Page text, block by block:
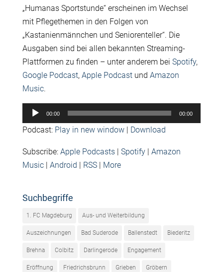
„Humanas Sportstunde“ erscheinen im Wechsel
mit Pflegethemen in den Folgen von
„Kastanienmännchen und Seniorenteller“. Die
Ausgaben sind bei allen bekannten Streaming-
Plattformen zu finden – unter anderem bei Spotify,
Google Podcast, Apple Podcastund Amazon
Music.
Audio-
Player
00:00 00:00
Podcast: Play in new window| Download
Subscribe: Apple Podcasts| Spotify| Amazon
Music| Android | RSS| More
Suchbegriffe
1. FC Magdeburg Aus- und Weiterbildung
Auszeichnungen Bad Suderode Ballenstedt Biederitz
Brehna Colbitz Darlingerode Engagement
Eröffnung Friedrichsbrunn Grieben Gröbern